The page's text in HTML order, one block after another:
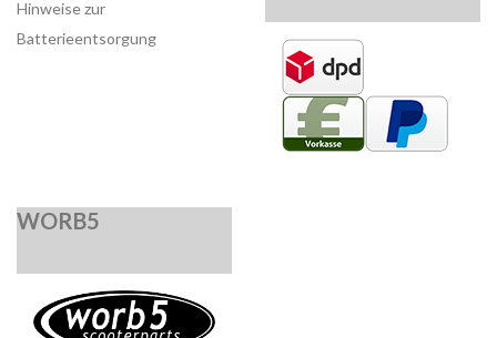
Hinweise zur
Batterieentsorgung
WORB5